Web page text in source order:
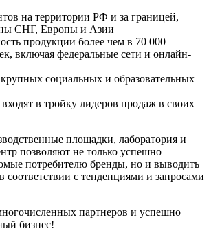
на территории РФ и за границей,
СНГ, Европы и Азии
продукции более чем в 70 000
включая федеральные сети и онлайн-
социальных и образовательных
в тройку лидеров продаж в своих
площадки, лаборатория и
позволяют не только успешно
потребителю бренды, но и выводить
с тенденциями и запросами
партнеров и успешно
бизнес!